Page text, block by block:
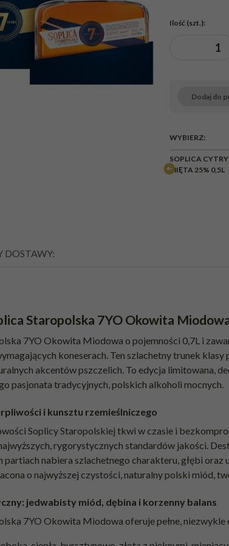
Ilość (szt.):
Dodaj do
WYBIERZ:
SOPLICA
MIĘTA 25% 0,5L
DOSTAWY:
Staropolska 7YO Okowita
7YO Okowita Miodowa o pojemności 0,7L i
koneserach. Ten szlachetny trunek
akcentów pszczelich. To edycja limitowana,
pasjonata tradycyjnych, polskich alkoholi mocnych.
i kunsztu rzemieślniczego
Soplicy Staropolskiej tkwi w czasie i
rygorystycznych standardów jakości.
partiach nabiera szlachetnego charakteru, głębi
o najwyższej czystości, naturalny polski miód,
jedwabisty miód, dębina i korzenny balans
7YO Okowita Miodowa oferuje pełne,